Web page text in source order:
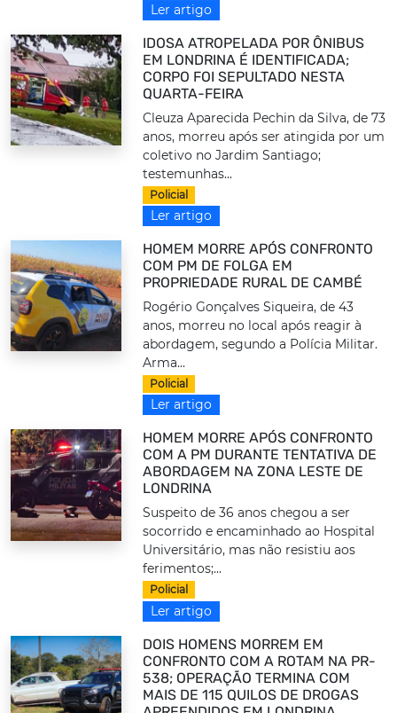
Ler artigo
IDOSA ATROPELADA POR ÔNIBUS
EM LONDRINA É IDENTIFICADA;
CORPO FOI SEPULTADO NESTA
QUARTA-FEIRA
Cleuza Aparecida Pechin da Silva, de 73
anos, morreu após ser atingida por um
coletivo no Jardim Santiago;
testemunhas...
Policial
Ler artigo
HOMEM MORRE APÓS CONFRONTO
COM PM DE FOLGA EM
PROPRIEDADE RURAL DE CAMBÉ
Rogério Gonçalves Siqueira, de 43
anos, morreu no local após reagir à
abordagem, segundo a Polícia Militar.
Arma...
Policial
Ler artigo
HOMEM MORRE APÓS CONFRONTO
COM A PM DURANTE TENTATIVA DE
ABORDAGEM NA ZONA LESTE DE
LONDRINA
Suspeito de 36 anos chegou a ser
socorrido e encaminhado ao Hospital
Universitário, mas não resistiu aos
ferimentos;...
Policial
Ler artigo
DOIS HOMENS MORREM EM
CONFRONTO COM A ROTAM NA PR-
538; OPERAÇÃO TERMINA COM
MAIS DE 115 QUILOS DE DROGAS